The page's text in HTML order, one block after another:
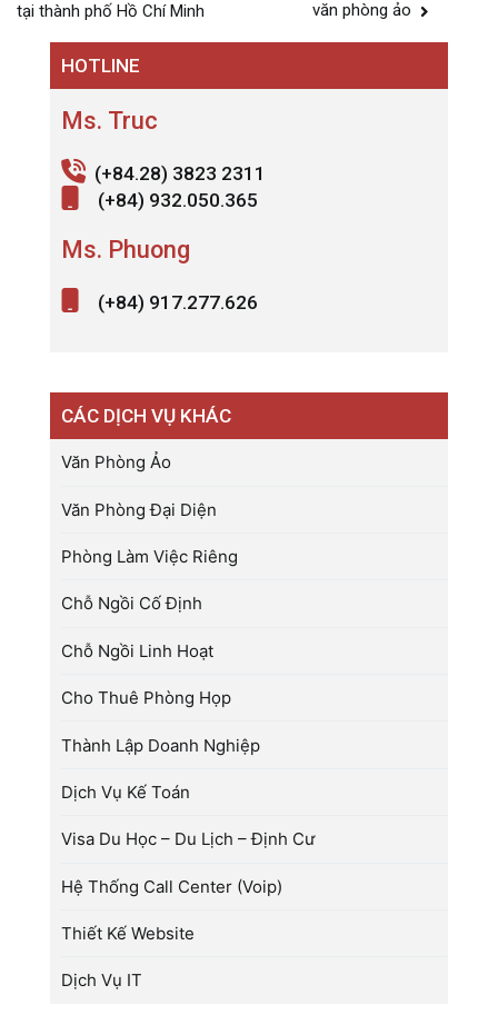
hướng
tại thành phố Hồ Chí Minh văn phòng ảo
HOTLINE
Ms. Truc
(+84.28) 3823 2311
(+84) 932.050.365
Ms. Phuong
(+84) 917.277.626
CÁC DỊCH VỤ KHÁC
Văn Phòng Ảo
Văn Phòng Đại Diện
Phòng Làm Việc Riêng
Chỗ Ngồi Cố Định
Chỗ Ngồi Linh Hoạt
Cho Thuê Phòng Họp
Thành Lập Doanh Nghiệp
Dịch Vụ Kế Toán
Visa Du Học – Du Lịch – Định Cư
Hệ Thống Call Center (Voip)
Thiết Kế Website
Dịch Vụ IT